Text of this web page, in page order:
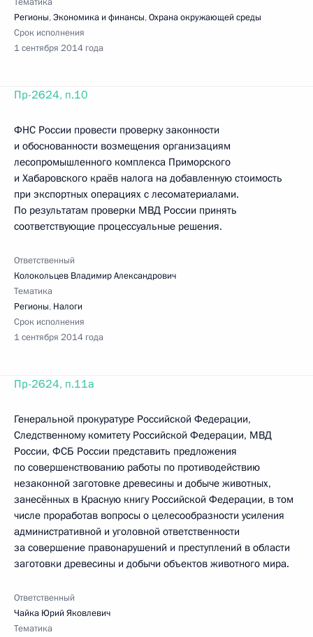
Регионы,Экономика и финансы,Охрана окружающей среды
Срок исполнения
1 сентября 2014 года
Пр-2624, п.10
ФНС России провести проверку законности
и обоснованности возмещения организациям
лесопромышленного комплекса Приморского
и Хабаровского краёв налога на добавленную стоимость
при экспортных операциях с лесоматериалами.
По результатам проверки МВД России принять
соответствующие процессуальные решения.
Ответственный
Колокольцев Владимир Александрович
Тематика
Регионы, Налоги
Срок исполнения
1 сентября 2014 года
Пр-2624, п.11а
Генеральной прокуратуре Российской Федерации,
Следственному комитету Российской Федерации, МВД
России, ФСБ России представить предложения
по совершенствованию работы по противодействию
незаконной заготовке древесины и добыче животных,
занесённых в Красную книгу Российской Федерации, в том
числе проработав вопросы о целесообразности усиления
административной и уголовной ответственности
за совершение правонарушений и преступлений в области
заготовки древесины и добычи объектов животного мира.
Ответственный
Чайка Юрий Яковлевич
Тематика